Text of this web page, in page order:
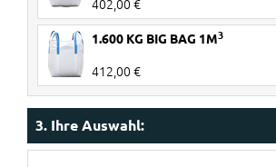
402,00 €
1.600 KG BIG BAG 1M3
412,00 €
2 Stück
3-4 Stück
€ 40 Rabatt pro
3. Ihre Auswahl: